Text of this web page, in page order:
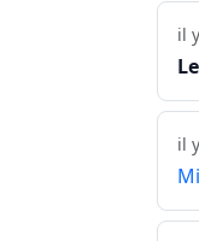
il
il